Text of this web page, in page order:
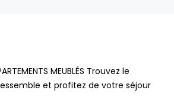
MEUBLÉS Trouvez le
et profitez de votre séjour